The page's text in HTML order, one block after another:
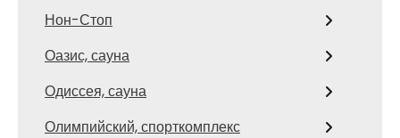
Нон-Стоп
Оазис, сауна
Одиссея, сауна
Олимпийский, спорткомплекс